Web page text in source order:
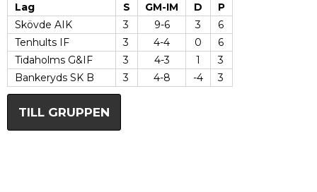
Lag S GM-IM D
P
Skövde AIK
3 9-6 3
6
Tenhults IF
3 4-4 0
6
Tidaholms G&IF
3 4-3 1
3
Bankeryds SK B
3 4-8 -4 3
TILL GRUPPEN